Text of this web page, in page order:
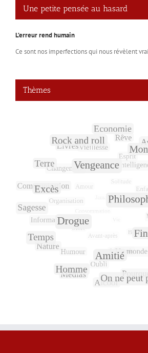
Une petite pensée au hasard
L’erreur rend humain
Ce sont nos imperfections qui nous révèlent
Thèmes